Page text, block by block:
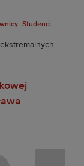
, Studenci